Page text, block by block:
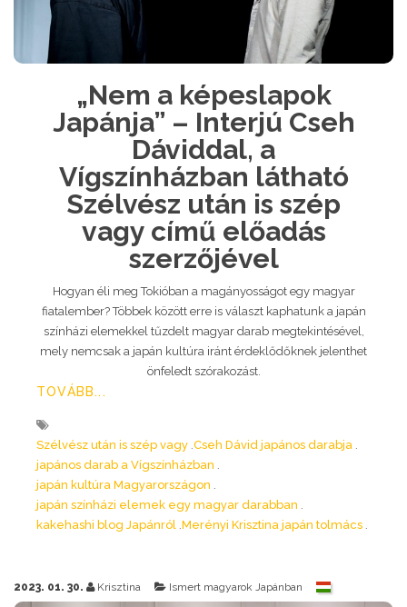
„Nem a képeslapok
Japánja” – Interjú Cseh
Dáviddal, a
Vígszínházban látható
Szélvész után is szép
vagy című előadás
szerzőjével
Hogyan éli meg Tokióban a magányosságot egy magyar
fiatalember? Többek között erre is választ kaphatunk a japán
színházi elemekkel tűzdelt magyar darab megtekintésével,
mely nemcsak a japán kultúra iránt érdeklődőknek jelenthet
önfeledt szórakozást.
TOVÁBB...
Szélvész után is szép vagy Cseh Dávid japános darabja
japános darab a Vígszínházban
japán kultúra Magyarországon
japán színházi elemek egy magyar darabban
kakehashi blog Japánról Merényi Krisztina japán tolmács
2023. 01. 30. Krisztina Ismert magyarok Japánban